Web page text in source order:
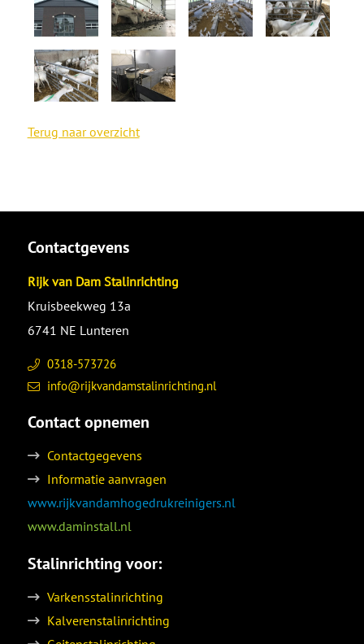
Terug naar overzicht
Contactgevens
Rijk van Dam Stalinrichting
Kruisbeekweg 13a
6741 NE Lunteren
0318-573726
info@rijkvandamstalinrichting.nl
Contact opnemen
Contactgegevens
Informatie aanvragen
www.rijkvandamhogedrukreinigers.nl
www.daminstall.nl
Stalinrichting voor:
Varkensstalinrichting
Kalverenstalinrichting